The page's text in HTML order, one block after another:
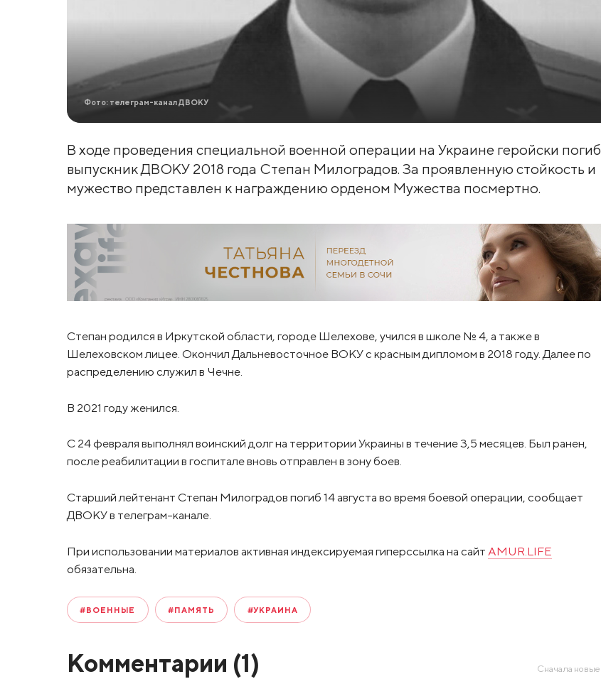
Фото: телеграм-канал ДВОКУ
В ходе проведения специальной военной операции на Украине геройски погиб
выпускник ДВОКУ 2018 года Степан Милоградов. За проявленную стойкость и
мужество представлен к награждению орденом Мужества посмертно.
Степан родился в Иркутской области, городе Шелехове, учился в школе № 4, а также в
Шелеховском лицее. Окончил Дальневосточное ВОКУ с красным дипломом в 2018 году. Далее по
распределению служил в Чечне.
В 2021 году женился.
С 24 февраля выполнял воинский долг на территории Украины в течение 3,5 месяцев. Был ранен,
после реабилитации в госпитале вновь отправлен в зону боев.
Старший лейтенант Степан Милоградов погиб 14 августа во время боевой операции, сообщает
ДВОКУ в телеграм-канале.
При использовании материалов активная индексируемая гиперссылка на сайт AMUR.LIFE
обязательна.
#ВОЕННЫЕ #ПАМЯТЬ #УКРАИНА
Комментарии (1) Сначала новые